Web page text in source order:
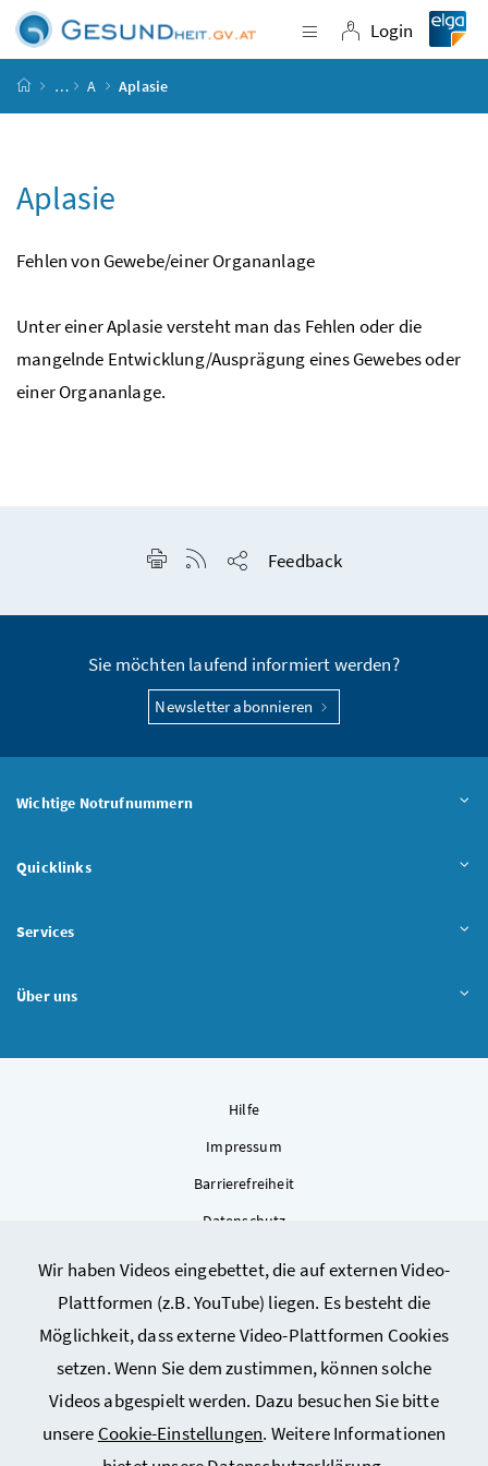
Zum Inhalt
Zum Hauptmenü
Zum Untermenü
Zur Suche
Wir haben Videos eingebettet, die auf externen Video-
Plattformen (z.B. YouTube) liegen. Es besteht die
Möglichkeit, dass externe Video-Plattformen Cookies
setzen. Wenn Sie dem zustimmen, können solche
Videos abgespielt werden. Dazu besuchen Sie bitte
unsere Cookie-Einstellungen. Weitere Informationen
Navigation
Login
Login
Startseite
… A Aplasie
Aplasie
Fehlen von Gewebe/einer Organanlage
Unter einer Aplasie versteht man das Fehlen oder die
mangelnde Entwicklung/Ausprägung eines Gewebes oder
einer Organanlage.
Seite drucken
RSS-Feed anzeigen
Feedback
Sie möchten laufend informiert werden?
Newsletter abonnieren
Wichtige Notrufnummern
Quicklinks
Services
Über uns
Hilfe
Impressum
Barrierefreiheit
Datenschutz
Sitemap
Cookie-Einstellungen